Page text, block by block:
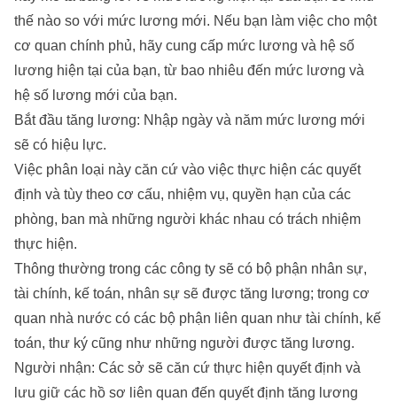
thế nào so với mức lương mới. Nếu bạn làm việc cho một
cơ quan chính phủ, hãy cung cấp mức lương và hệ số
lương hiện tại của bạn, từ bao nhiêu đến mức lương và
hệ số lương mới của bạn.
Bắt đầu tăng lương: Nhập ngày và năm mức lương mới
sẽ có hiệu lực.
Việc phân loại này căn cứ vào việc thực hiện các quyết
định và tùy theo cơ cấu, nhiệm vụ, quyền hạn của các
phòng, ban mà những người khác nhau có trách nhiệm
thực hiện.
Thông thường trong các công ty sẽ có bộ phận nhân sự,
tài chính, kế toán, nhân sự sẽ được tăng lương; trong cơ
quan nhà nước có các bộ phận liên quan như tài chính, kế
toán, thư ký cũng như những người được tăng lương.
Người nhận: Các sở sẽ căn cứ thực hiện quyết định và
lưu giữ các hồ sơ liên quan đến quyết định tăng lương